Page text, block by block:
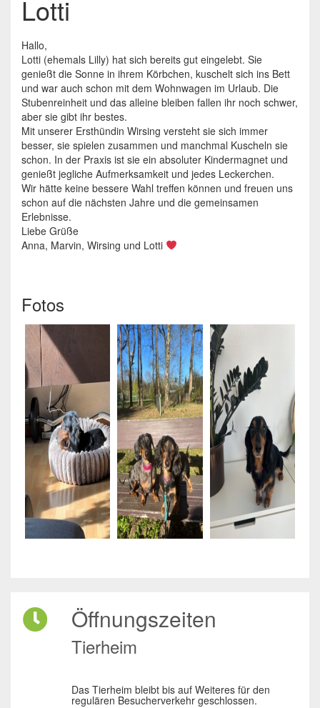
Lotti
Hallo,
Lotti (ehemals Lilly) hat sich bereits gut eingelebt. Sie
genießt die Sonne in ihrem Körbchen, kuschelt sich ins Bett
und war auch schon mit dem Wohnwagen im Urlaub. Die
Stubenreinheit und das alleine bleiben fallen ihr noch schwer,
aber sie gibt ihr bestes.
Mit unserer Ersthündin Wirsing versteht sie sich immer
besser, sie spielen zusammen und manchmal Kuscheln sie
schon. In der Praxis ist sie ein absoluter Kindermagnet und
genießt jegliche Aufmerksamkeit und jedes Leckerchen.
Wir hätte keine bessere Wahl treffen können und freuen uns
schon auf die nächsten Jahre und die gemeinsamen
Erlebnisse.
Liebe Grüße
Anna, Marvin, Wirsing und Lotti
Fotos
Öffnungszeiten
Tierheim
Das Tierheim bleibt bis auf Weiteres für den
regulären Besucherverkehr geschlossen.